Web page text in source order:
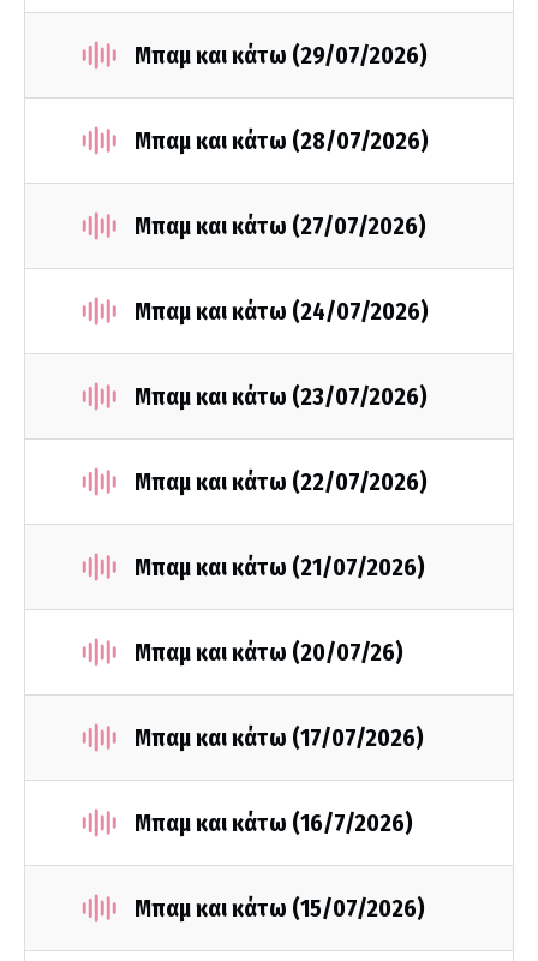
Μπαμ και κάτω (29/07/2026)
Μπαμ και κάτω (28/07/2026)
Μπαμ και κάτω (27/07/2026)
Μπαμ και κάτω (24/07/2026)
Μπαμ και κάτω (23/07/2026)
Μπαμ και κάτω (22/07/2026)
Μπαμ και κάτω (21/07/2026)
Μπαμ και κάτω (20/07/26)
Μπαμ και κάτω (17/07/2026)
Μπαμ και κάτω (16/7/2026)
Μπαμ και κάτω (15/07/2026)